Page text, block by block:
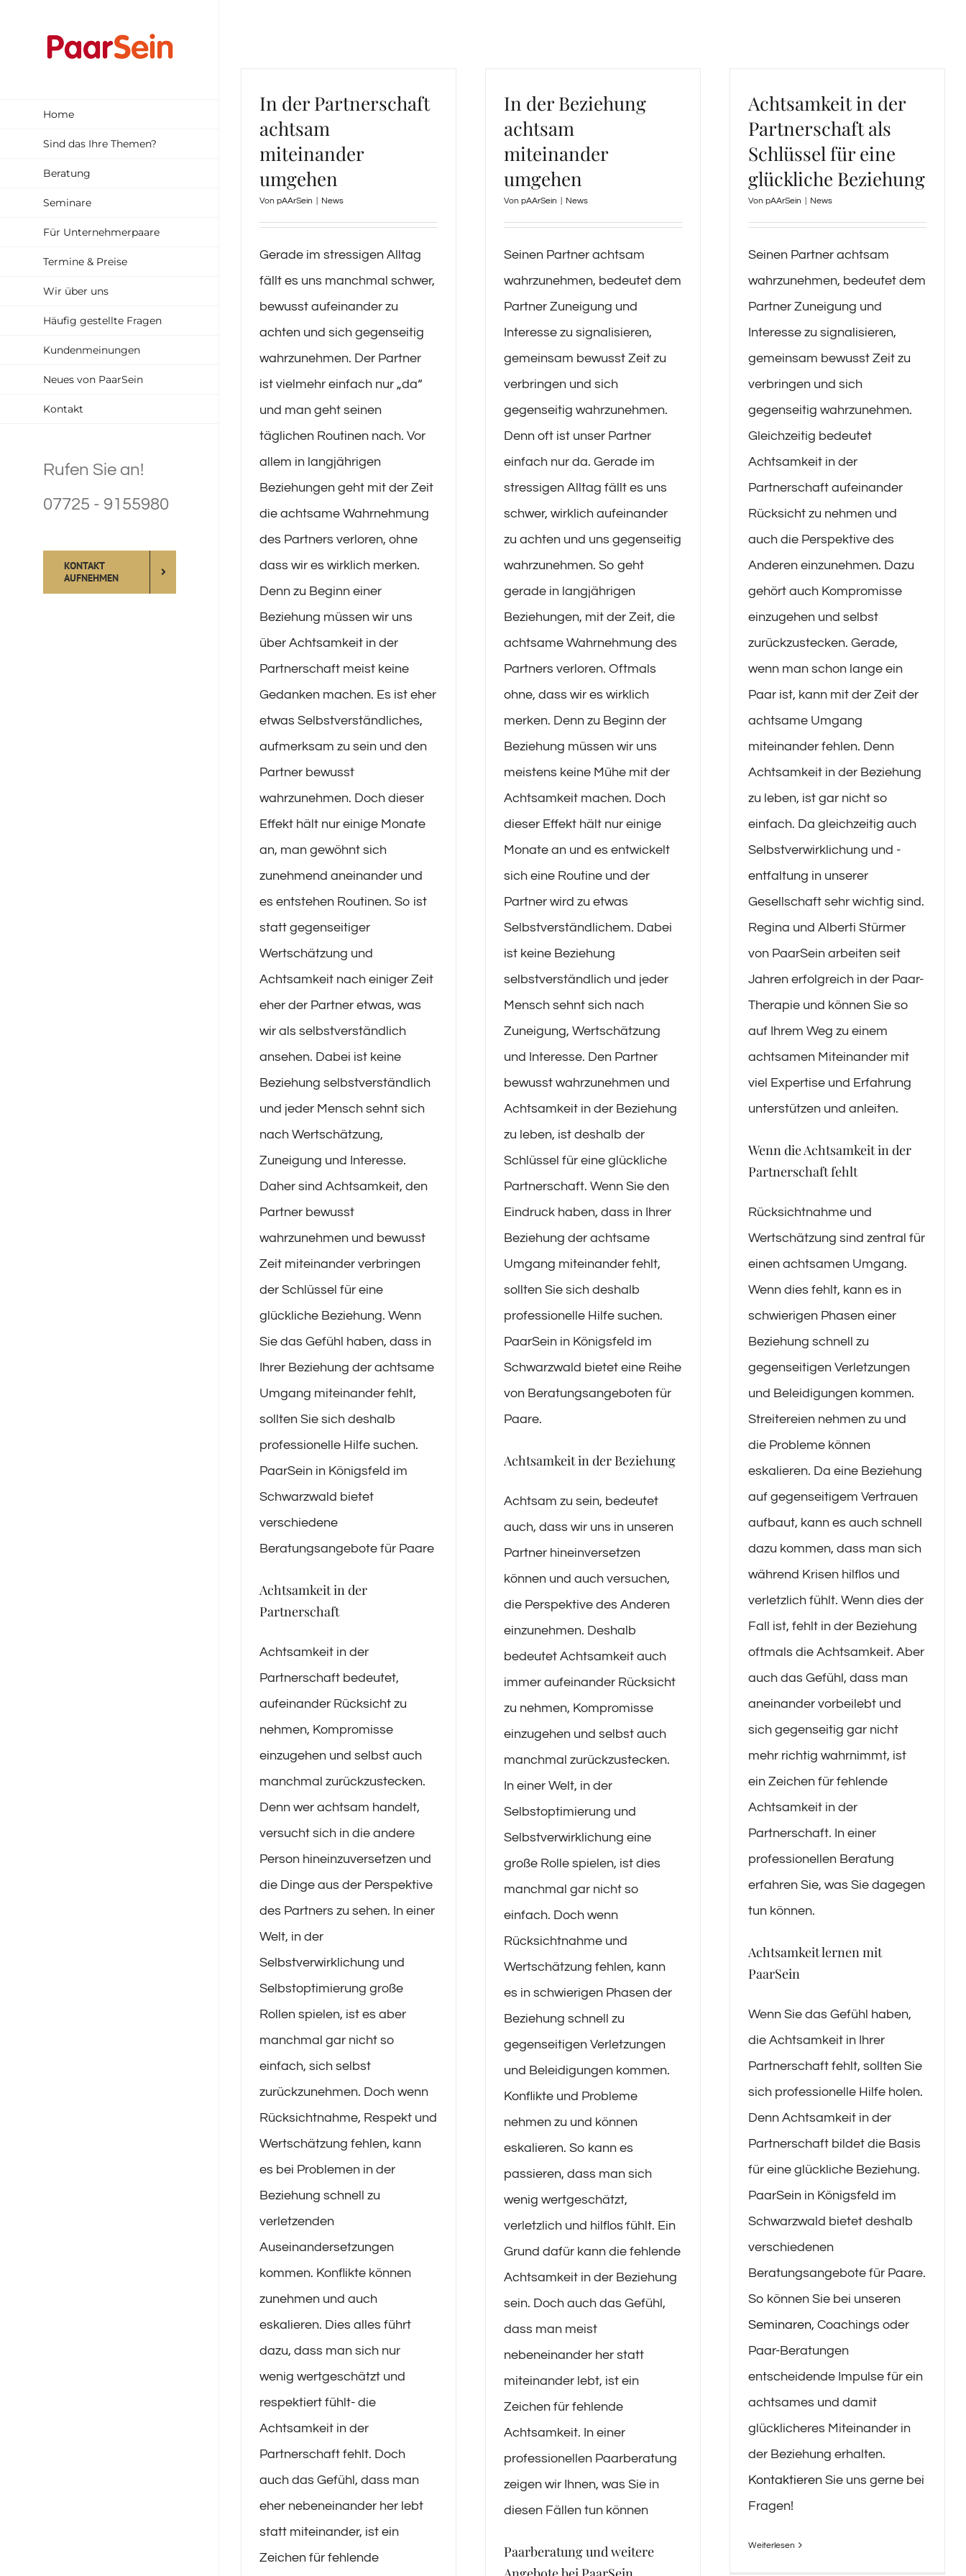
springen
Home
Sind das Ihre Themen?
Beratung
Seminare
Für Unternehmerpaare
Termine & Preise
Wir über uns
Häufig gestellte Fragen
Kundenmeinungen
Neues von PaarSein
Kontakt
Rufen Sie an!
07725 - 9155980
KONTAKT
AUFNEHMEN
In der Partnerschaft
achtsam
miteinander
umgehen
Von pAArSein News
Gerade im stressigen Alltag
fällt es uns manchmal schwer,
bewusst aufeinander zu
achten und sich gegenseitig
wahrzunehmen. Der Partner
ist vielmehr einfach nur „da“
und man geht seinen
täglichen Routinen nach. Vor
allem in langjährigen
Beziehungen geht mit der Zeit
die achtsame Wahrnehmung
des Partners verloren, ohne
dass wir es wirklich merken.
Denn zu Beginn einer
Beziehung müssen wir uns
über Achtsamkeit in der
Partnerschaft meist keine
Gedanken machen. Es ist eher
etwas Selbstverständliches,
aufmerksam zu sein und den
Partner bewusst
wahrzunehmen. Doch dieser
Effekt hält nur einige Monate
an, man gewöhnt sich
zunehmend aneinander und
es entstehen Routinen. So ist
statt gegenseitiger
Wertschätzung und
Achtsamkeit nach einiger Zeit
eher der Partner etwas, was
wir als selbstverständlich
ansehen. Dabei ist keine
Beziehung selbstverständlich
und jeder Mensch sehnt sich
nach Wertschätzung,
Zuneigung und Interesse.
Daher sind Achtsamkeit, den
Partner bewusst
wahrzunehmen und bewusst
Zeit miteinander verbringen
der Schlüssel für eine
glückliche Beziehung. Wenn
Sie das Gefühl haben, dass in
Ihrer Beziehung der achtsame
Umgang miteinander fehlt,
sollten Sie sich deshalb
professionelle Hilfe suchen.
PaarSein in Königsfeld im
Schwarzwald bietet
verschiedene
Beratungsangebote für Paare
Achtsamkeit in der
Partnerschaft
Achtsamkeit in der
Partnerschaft bedeutet,
aufeinander Rücksicht zu
nehmen, Kompromisse
einzugehen und selbst auch
manchmal zurückzustecken.
Denn wer achtsam handelt,
versucht sich in die andere
Person hineinzuversetzen und
die Dinge aus der Perspektive
des Partners zu sehen. In einer
Welt, in der
Selbstverwirklichung und
Selbstoptimierung große
Rollen spielen, ist es aber
manchmal gar nicht so
einfach, sich selbst
zurückzunehmen. Doch wenn
Rücksichtnahme, Respekt und
Wertschätzung fehlen, kann
es bei Problemen in der
Beziehung schnell zu
verletzenden
Auseinandersetzungen
kommen. Konflikte können
zunehmen und auch
eskalieren. Dies alles führt
dazu, dass man sich nur
wenig wertgeschätzt und
respektiert fühlt- die
Achtsamkeit in der
Partnerschaft fehlt. Doch
auch das Gefühl, dass man
eher nebeneinander her lebt
statt miteinander, ist ein
Zeichen für fehlende
In der Beziehung
achtsam
miteinander
umgehen
Von pAArSein News
Seinen Partner achtsam
wahrzunehmen, bedeutet dem
Partner Zuneigung und
Interesse zu signalisieren,
gemeinsam bewusst Zeit zu
verbringen und sich
gegenseitig wahrzunehmen.
Denn oft ist unser Partner
einfach nur da. Gerade im
stressigen Alltag fällt es uns
schwer, wirklich aufeinander
zu achten und uns gegenseitig
wahrzunehmen. So geht
gerade in langjährigen
Beziehungen, mit der Zeit, die
achtsame Wahrnehmung des
Partners verloren. Oftmals
ohne, dass wir es wirklich
merken. Denn zu Beginn der
Beziehung müssen wir uns
meistens keine Mühe mit der
Achtsamkeit machen. Doch
dieser Effekt hält nur einige
Monate an und es entwickelt
sich eine Routine und der
Partner wird zu etwas
Selbstverständlichem. Dabei
ist keine Beziehung
selbstverständlich und jeder
Mensch sehnt sich nach
Zuneigung, Wertschätzung
und Interesse. Den Partner
bewusst wahrzunehmen und
Achtsamkeit in der Beziehung
zu leben, ist deshalb der
Schlüssel für eine glückliche
Partnerschaft. Wenn Sie den
Eindruck haben, dass in Ihrer
Beziehung der achtsame
Umgang miteinander fehlt,
sollten Sie sich deshalb
professionelle Hilfe suchen.
PaarSein in Königsfeld im
Schwarzwald bietet eine Reihe
von Beratungsangeboten für
Paare.
Achtsamkeit in der Beziehung
Achtsam zu sein, bedeutet
auch, dass wir uns in unseren
Partner hineinversetzen
können und auch versuchen,
die Perspektive des Anderen
einzunehmen. Deshalb
bedeutet Achtsamkeit auch
immer aufeinander Rücksicht
zu nehmen, Kompromisse
einzugehen und selbst auch
manchmal zurückzustecken.
In einer Welt, in der
Selbstoptimierung und
Selbstverwirklichung eine
große Rolle spielen, ist dies
manchmal gar nicht so
einfach. Doch wenn
Rücksichtnahme und
Wertschätzung fehlen, kann
es in schwierigen Phasen der
Beziehung schnell zu
gegenseitigen Verletzungen
und Beleidigungen kommen.
Konflikte und Probleme
nehmen zu und können
eskalieren. So kann es
passieren, dass man sich
wenig wertgeschätzt,
verletzlich und hilflos fühlt. Ein
Grund dafür kann die fehlende
Achtsamkeit in der Beziehung
sein. Doch auch das Gefühl,
dass man meist
nebeneinander her statt
miteinander lebt, ist ein
Zeichen für fehlende
Achtsamkeit. In einer
professionellen Paarberatung
zeigen wir Ihnen, was Sie in
diesen Fällen tun können
Paarberatung und weitere
Achtsamkeit in der
Partnerschaft als
Schlüssel für eine
glückliche Beziehung
Von pAArSein News
Seinen Partner achtsam
wahrzunehmen, bedeutet dem
Partner Zuneigung und
Interesse zu signalisieren,
gemeinsam bewusst Zeit zu
verbringen und sich
gegenseitig wahrzunehmen.
Gleichzeitig bedeutet
Achtsamkeit in der
Partnerschaft aufeinander
Rücksicht zu nehmen und
auch die Perspektive des
Anderen einzunehmen. Dazu
gehört auch Kompromisse
einzugehen und selbst
zurückzustecken. Gerade,
wenn man schon lange ein
Paar ist, kann mit der Zeit der
achtsame Umgang
miteinander fehlen. Denn
Achtsamkeit in der Beziehung
zu leben, ist gar nicht so
einfach. Da gleichzeitig auch
Selbstverwirklichung und -
entfaltung in unserer
Gesellschaft sehr wichtig sind.
Regina und Alberti Stürmer
von PaarSein arbeiten seit
Jahren erfolgreich in der Paar-
Therapie und können Sie so
auf Ihrem Weg zu einem
achtsamen Miteinander mit
viel Expertise und Erfahrung
unterstützen und anleiten.
Wenn die Achtsamkeit in der
Partnerschaft fehlt
Rücksichtnahme und
Wertschätzung sind zentral für
einen achtsamen Umgang.
Wenn dies fehlt, kann es in
schwierigen Phasen einer
Beziehung schnell zu
gegenseitigen Verletzungen
und Beleidigungen kommen.
Streitereien nehmen zu und
die Probleme können
eskalieren. Da eine Beziehung
auf gegenseitigem Vertrauen
aufbaut, kann es auch schnell
dazu kommen, dass man sich
während Krisen hilflos und
verletzlich fühlt. Wenn dies der
Fall ist, fehlt in der Beziehung
oftmals die Achtsamkeit. Aber
auch das Gefühl, dass man
aneinander vorbeilebt und
sich gegenseitig gar nicht
mehr richtig wahrnimmt, ist
ein Zeichen für fehlende
Achtsamkeit in der
Partnerschaft. In einer
professionellen Beratung
erfahren Sie, was Sie dagegen
tun können.
Achtsamkeit lernen mit
PaarSein
Wenn Sie das Gefühl haben,
die Achtsamkeit in Ihrer
Partnerschaft fehlt, sollten Sie
sich professionelle Hilfe holen.
Denn Achtsamkeit in der
Partnerschaft bildet die Basis
für eine glückliche Beziehung.
PaarSein in Königsfeld im
Schwarzwald bietet deshalb
verschiedenen
Beratungsangebote für Paare.
So können Sie bei unseren
Seminaren, Coachings oder
Paar-Beratungen
entscheidende Impulse für ein
achtsames und damit
glücklicheres Miteinander in
der Beziehung erhalten.
Kontaktieren Sie uns gerne bei
Fragen!
Weiterlesen